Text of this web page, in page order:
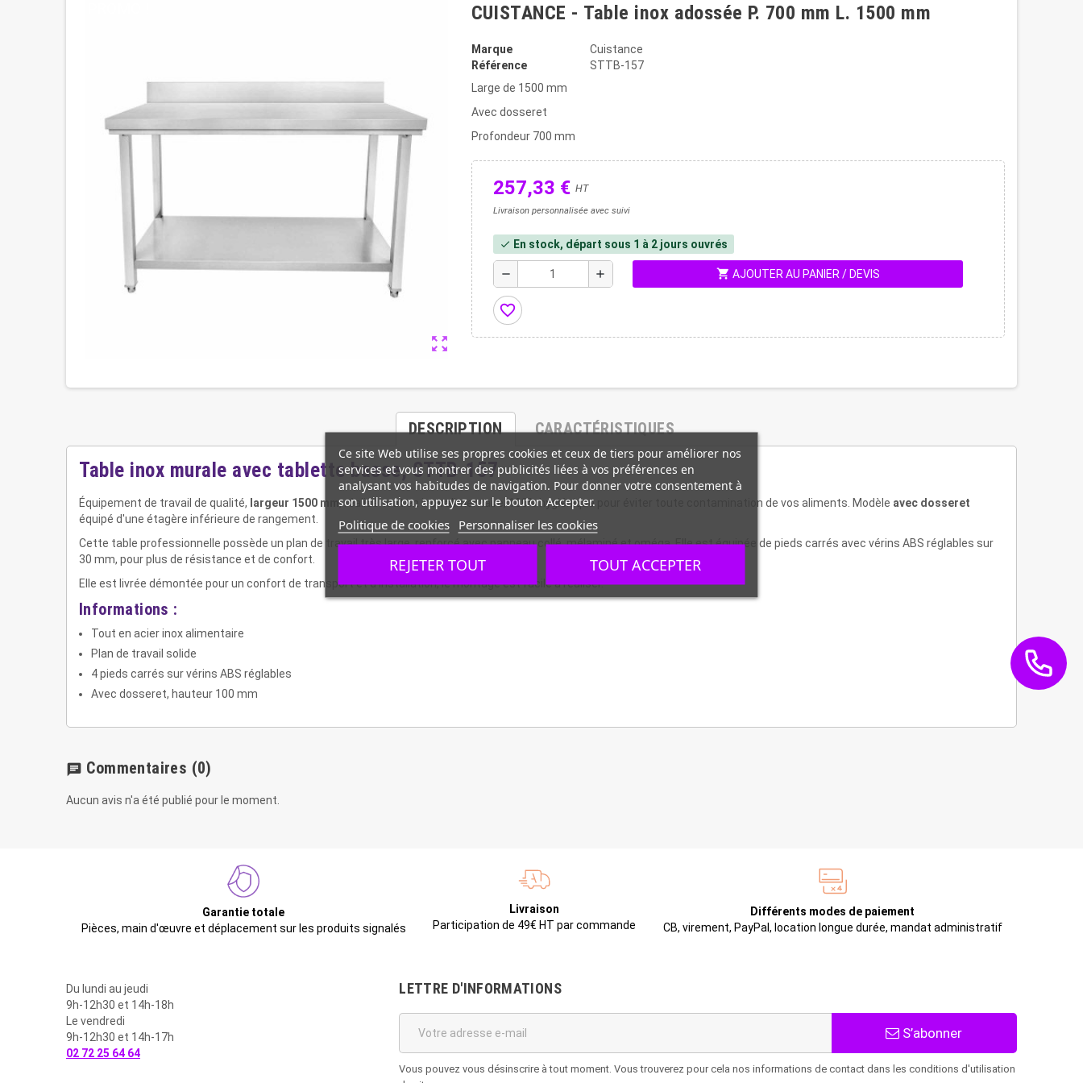
zoom_out_map
CUISTANCE - Table inox adossée P. 700 mm L. 1500 mm
Marque
Cuistance
Référence
STTB-157
Large de 1500 mm
Avec dosseret
Profondeur 700 mm
257,33 € HT
Livraison personnalisée avec suivi
check En stock, départ sous 1 à 2 jours ouvrés
remove add shopping_cart AJOUTER AU PANIER / DEVIS
favorite_border
DESCRIPTION CARACTÉRISTIQUES
Table inox murale avec tablette basse, STTB-157
Équipement de travail de qualité, largeur 1500 mm, réalisé tout en inox alimentaire, 100% hygiénique pour éviter toute contamination de vos aliments. Modèle avec dosseret
équipé d'une étagère inférieure de rangement.
Cette table professionnelle possède un plan de travail très large, renforcé avec panneau collé, mélaminé et oméga. Elle est équipée de pieds carrés avec vérins ABS réglables sur
30 mm, pour plus de résistance et de confort.
Elle est livrée démontée pour un confort de transport et d'installation, le montage est facile à réaliser.
Informations :
Tout en acier inox alimentaire
Plan de travail solide
4 pieds carrés sur vérins ABS réglables
Avec dosseret, hauteur 100 mm
chat Commentaires (0)
Aucun avis n'a été publié pour le moment.
Garantie totale
Pièces, main d'œuvre et déplacement sur les produits signalés
Livraison
Participation de 49€ HT par commande
Différents modes de paiement
CB, virement, PayPal, location longue durée, mandat administratif
Du lundi au jeudi
9h-12h30 et 14h-18h
Le vendredi
9h-12h30 et 14h-17h
02 72 25 64 64
LETTRE D'INFORMATIONS
S’abonner
Vous pouvez vous désinscrire à tout moment. Vous trouverez pour cela nos informations de contact dans les conditions d'utilisation
Ce site Web utilise ses propres cookies et ceux de tiers pour améliorer nos
services et vous montrer des publicités liées à vos préférences en
analysant vos habitudes de navigation. Pour donner votre consentement à
son utilisation, appuyez sur le bouton Accepter.
Politique de cookies Personnaliser les cookies
REJETER TOUT TOUT ACCEPTER